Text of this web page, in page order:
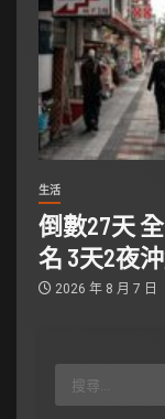
生活
倒數27天
名 3天2夜
2026 年 8 月 7 日